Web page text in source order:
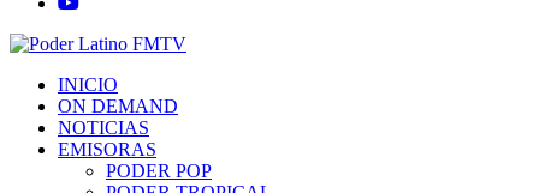
INICIO
ON DEMAND
NOTICIAS
EMISORAS
PODER POP